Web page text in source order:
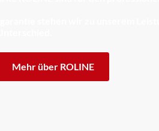
Mehr über ROLINE